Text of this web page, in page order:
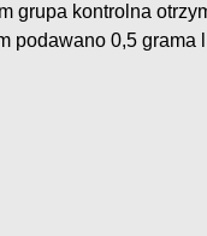
grupa kontrolna
podawano 0,5